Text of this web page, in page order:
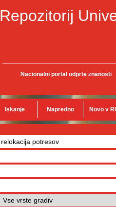
Repozitorij
Nacionalni portal odprte znanosti
Iskanje Napredno Novo v